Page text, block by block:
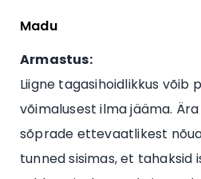
Madu
Armastus:
Liigne tagasihoidlikkus võib
võimalusest ilma jääma.
sõprade ettevaatlikest
tunned sisimas, et tahaksid